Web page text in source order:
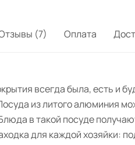
(7) Оплата
всегда была, есть и
из литого алюминия
в такой посуде
для каждой хозяйки: